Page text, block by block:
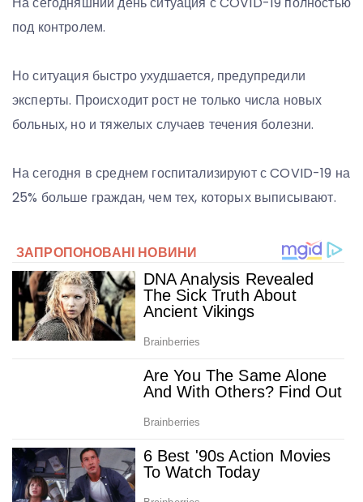
под контролем.
Но ситуация быстро ухудшается, предупредили
эксперты. Происходит рост не только числа новых
больных, но и тяжелых случаев течения болезни.
На сегодня в среднем госпитализируют с COVID-19 на
25% больше граждан, чем тех, которых выписывают.